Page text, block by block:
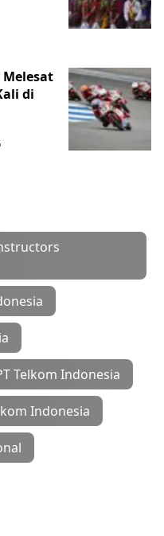
di
Telkom Indonesia
Indonesia